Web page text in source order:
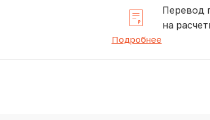
Перевод
на
Подробнее